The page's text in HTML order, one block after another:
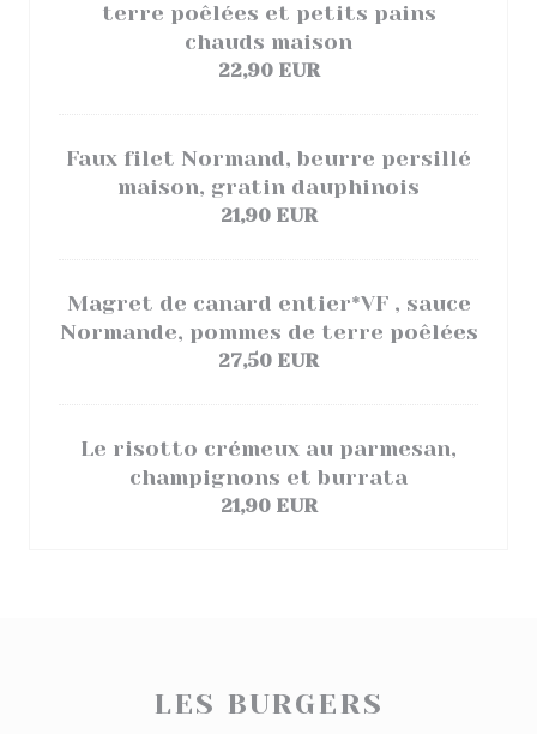
terre poêlées et petits pains
chauds maison
22,90 EUR
Faux filet Normand, beurre persillé
maison, gratin dauphinois
21,90 EUR
Magret de canard entier*VF , sauce
Normande, pommes de terre poêlées
27,50 EUR
Le risotto crémeux au parmesan,
champignons et burrata
21,90 EUR
LES BURGERS